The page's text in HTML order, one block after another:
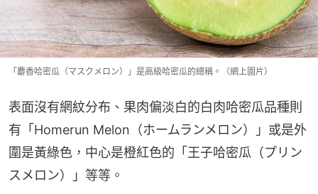
「麝香哈密瓜（マスクメロン）」是高級哈密瓜的總稱。（網上圖片）
表面沒有網紋分布、果肉偏淡白的白肉哈密瓜品種則
有「Homerun Melon（ホームランメロン）」或是外
圍是黃綠色，中心是橙紅色的「王子哈密瓜（プリン
スメロン）」等等。